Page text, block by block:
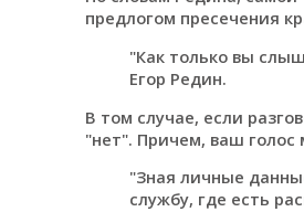
предлогом пресечения
"Как только вы
Егор Редин.
В том случае, если
"нет". Причем, ваш голос
"Зная личные
службу, где есть